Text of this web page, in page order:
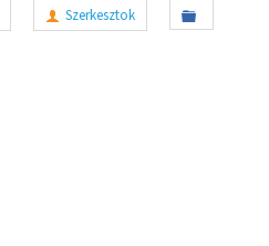
Szerkesztok